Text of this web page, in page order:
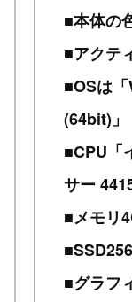
■本体の
■アクテ
■OSは
(64bit)」
■CPU「
サー
■メモリ
■グラフ